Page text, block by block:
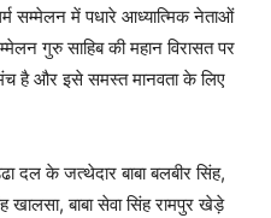
सम्मेलन में पधारे आध्यात्मिक नेताओं
गुरु साहिब की महान विरासत पर
है और इसे समस्त मानवता के लिए
दल के जत्थेदार बाबा बलबीर सिंह,
खालसा, बाबा सेवा सिंह रामपुर खेड़े